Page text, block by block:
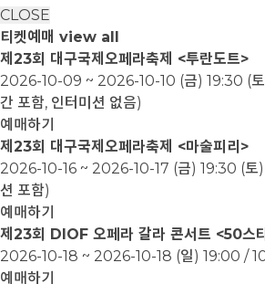
CLOSE
티켓예매 view all
제23회 대구국제오페라축제 <투란도트>
2026-10-09 ~ 2026-10-10 (금) 19:30 (
간 포함, 인터미션 없음)
예매하기
제23회 대구국제오페라축제 <마술피리>
2026-10-16 ~ 2026-10-17 (금) 19:30 (토
션 포함)
예매하기
제23회 DIOF 오페라 갈라 콘서트 <50스
2026-10-18 ~ 2026-10-18 (일) 19:00 /
예매하기